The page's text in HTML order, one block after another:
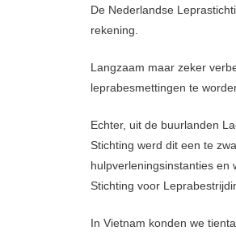
De Nederlandse
rekening.
Langzaam maar zeker
leprabesmettingen te
Echter, uit de buurlanden
Stichting werd dit een te
hulpverleningsinstanties en
Stichting voor
In Vietnam konden we